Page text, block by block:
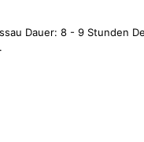
Dauer: 8 - 9 Stunden